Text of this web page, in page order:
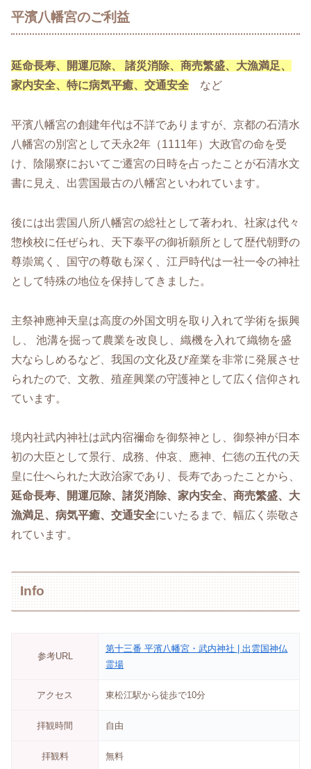
平濱八幡宮のご利益
延命長寿、開運厄除、 諸災消除、商売繁盛、大漁満足、
家内安全、特に病気平癒、交通安全 など
平濱八幡宮の創建年代は不詳でありますが、京都の石清水
八幡宮の別宮として天永2年（1111年）大政官の命を受
け、陰陽寮においてご遷宮の日時を占ったことが石清水文
書に見え、出雲国最古の八幡宮といわれています。
後には出雲国八所八幡宮の総社として著われ、社家は代々
惣検校に任ぜられ、天下泰平の御祈願所として歴代朝野の
尊崇篤く、国守の尊敬も深く、江戸時代は一社一令の神社
として特殊の地位を保持してきました。
主祭神應神天皇は高度の外国文明を取り入れて学術を振興
し、 池溝を掘って農業を改良し、織機を入れて織物を盛
大ならしめるなど、我国の文化及び産業を非常に発展させ
られたので、文教、殖産興業の守護神として広く信仰され
ています。
境内社武内神社は武内宿禰命を御祭神とし、御祭神が日本
初の大臣として景行、成務、仲哀、應神、仁徳の五代の天
皇に仕へられた大政治家であり、長寿であったことから、
延命長寿、開運厄除、諸災消除、家内安全、商売繁盛、大
漁満足、病気平癒、交通安全にいたるまで、幅広く崇敬さ
れています。
Info
参考URL
第十三番 平濱八幡宮・武内神社 | 出雲国神仏
霊場
アクセス 東松江駅から徒歩で10分
拝観時間 自由
拝観料 無料